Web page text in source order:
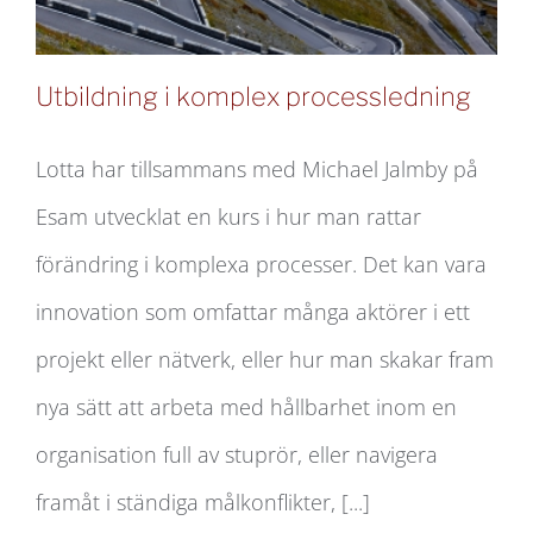
Utbildning i komplex processledning
Lotta har tillsammans med Michael Jalmby på
Esam utvecklat en kurs i hur man rattar
förändring i komplexa processer. Det kan vara
innovation som omfattar många aktörer i ett
projekt eller nätverk, eller hur man skakar fram
nya sätt att arbeta med hållbarhet inom en
organisation full av stuprör, eller navigera
framåt i ständiga målkonflikter, [...]